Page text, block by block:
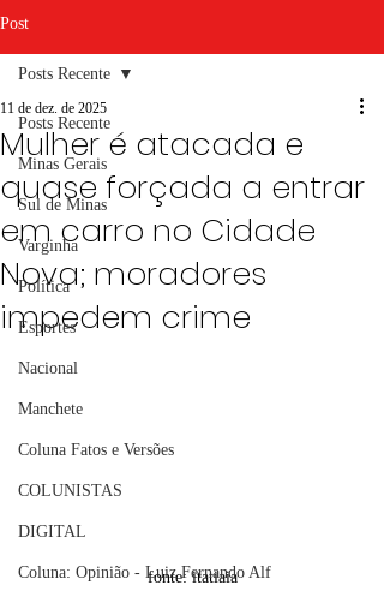
Post
Posts Recente
Minas Gerais
Sul de Minas
Varginha
Política
Esportes
Nacional
Manchete
Coluna Fatos e Versões
COLUNISTAS
DIGITAL
Coluna: Opinião - Luiz Fernando Alf
Posts Recente
Mulher é atacada e
quase forçada a entrar
em carro no Cidade
Nova; moradores
impedem crime
11 de dez. de 2025
fonte: itatiaia